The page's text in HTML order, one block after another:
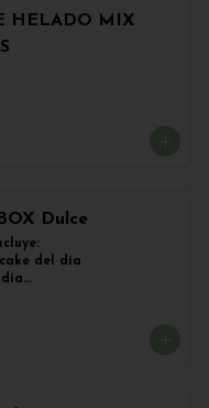
HELADO MIX
Dulce
del día
día
de Avena